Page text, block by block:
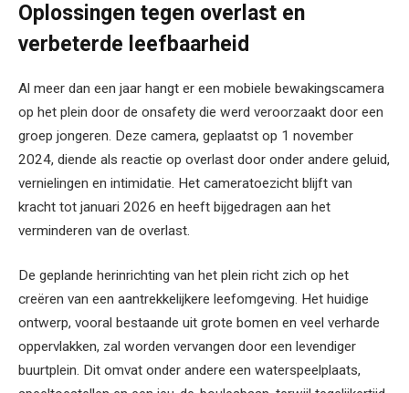
Oplossingen tegen overlast en
verbeterde leefbaarheid
Al meer dan een jaar hangt er een mobiele bewakingscamera
op het plein door de onsafety die werd veroorzaakt door een
groep jongeren. Deze camera, geplaatst op 1 november
2024, diende als reactie op overlast door onder andere geluid,
vernielingen en intimidatie. Het cameratoezicht blijft van
kracht tot januari 2026 en heeft bijgedragen aan het
verminderen van de overlast.
De geplande herinrichting van het plein richt zich op het
creëren van een aantrekkelijkere leefomgeving. Het huidige
ontwerp, vooral bestaande uit grote bomen en veel verharde
oppervlakken, zal worden vervangen door een levendiger
buurtplein. Dit omvat onder andere een waterspeelplaats,